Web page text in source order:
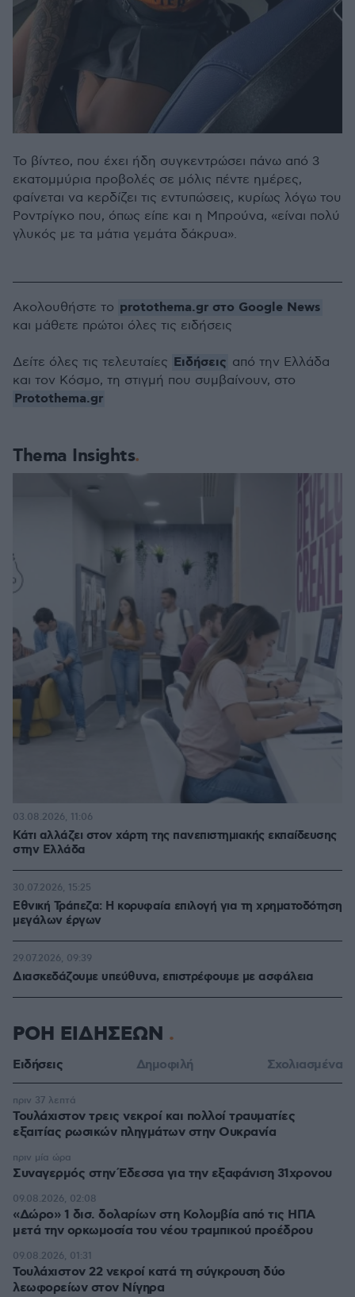
Το βίντεο, που έχει ήδη συγκεντρώσει πάνω από 3
εκατομμύρια προβολές σε μόλις πέντε ημέρες,
φαίνεται να κερδίζει τις εντυπώσεις, κυρίως λόγω του
Ροντρίγκο που, όπως είπε και η Μπρούνα, «είναι πολύ
γλυκός με τα μάτια γεμάτα δάκρυα».
Thema Insights
Κάτι αλλάζει στον χάρτη της πανεπιστημιακής εκπαίδευσης
στην Ελλάδα
03.08.2026, 11:06
Εθνική Τράπεζα: Η κορυφαία επιλογή για τη χρηματοδότηση
μεγάλων έργων
30.07.2026, 15:25
Διασκεδάζουμε υπεύθυνα, επιστρέφουμε με ασφάλεια
29.07.2026, 09:39
Ακολουθήστε το protothema.gr στο Google News
και μάθετε πρώτοι όλες τις ειδήσεις
Δείτε όλες τις τελευταίες Ειδήσεις από την Ελλάδα
και τον Κόσμο, τη στιγμή που συμβαίνουν, στο
Protothema.gr
ΡΟΗ ΕΙΔΗΣΕΩΝ
Ειδήσεις Δημοφιλή Σχολιασμένα
Τουλάχιστον τρεις νεκροί και πολλοί τραυματίες
εξαιτίας ρωσικών πληγμάτων στην Ουκρανία
πριν 37 λεπτά
Συναγερμός στην Έδεσσα για την εξαφάνιση 31χρονου
πριν μία ώρα
«Δώρο» 1 δισ. δολαρίων στη Κολομβία από τις ΗΠΑ
μετά την ορκωμοσία του νέου τραμπικού προέδρου
09.08.2026, 02:08
Τουλάχιστον 22 νεκροί κατά τη σύγκρουση δύο
λεωφορείων στον Νίγηρα
09.08.2026, 01:31